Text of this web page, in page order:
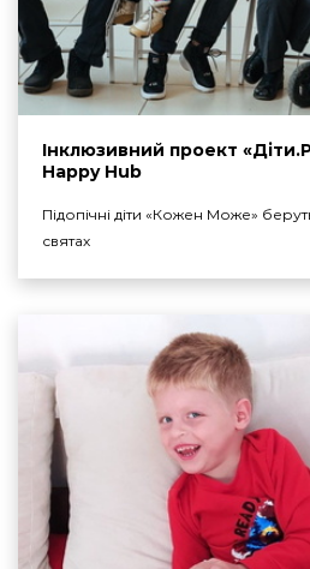
Інклюзивний проект
Happy Hub
Підопічні діти «Кожен Може»
святах